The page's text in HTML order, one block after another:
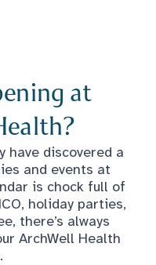
at
have discovered a
and events at
is chock full of
holiday parties,
there’s always
ArchWell Health